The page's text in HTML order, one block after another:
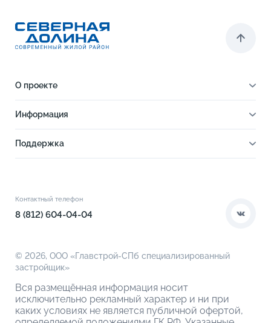
О проекте
Инфраструктура
Благоустройство
Информация
Поддержка
О компании
Контактный телефон
8 (812) 604-04-04
© 2026, ООО «Главстрой-СПб специализированный
застройщик»
Вся размещённая информация носит
исключительно рекламный характер и ни при
каких условиях не является публичной офертой,